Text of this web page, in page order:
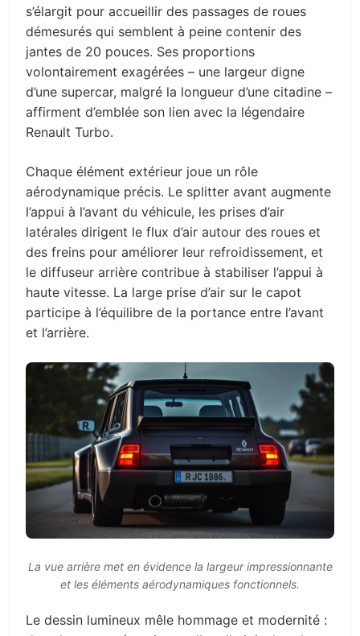
s’élargit pour accueillir des passages de roues
démesurés qui semblent à peine contenir des
jantes de 20 pouces. Ses proportions
volontairement exagérées – une largeur digne
d’une supercar, malgré la longueur d’une citadine –
affirment d’emblée son lien avec la légendaire
Renault Turbo.
Chaque élément extérieur joue un rôle
aérodynamique précis. Le splitter avant augmente
l’appui à l’avant du véhicule, les prises d’air
latérales dirigent le flux d’air autour des roues et
des freins pour améliorer leur refroidissement, et
le diffuseur arrière contribue à stabiliser l’appui à
haute vitesse. La large prise d’air sur le capot
participe à l’équilibre de la portance entre l’avant
et l’arrière.
La vue arrière met en évidence la largeur impressionnante
et les éléments aérodynamiques fonctionnels.
Le dessin lumineux mêle hommage et modernité :